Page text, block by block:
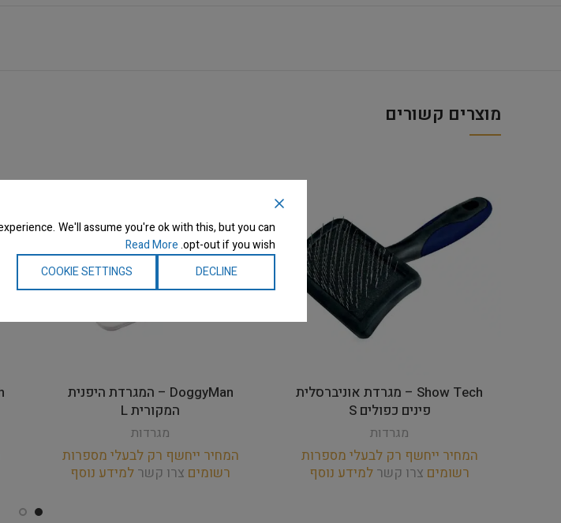
מוצרים קשורים
Show Tech – מגרדת אוניברסלית
פינים כפולים S
מגרדות
המחיר ייחשף רק לבעלי מספרות
רשומים צרו קשר למידע נוסף
DoggyMan – המגרדת היפנית
המקורית L
מגרדות
המחיר ייחשף רק לבעלי מספרות
רשומים צרו קשר למידע נוסף
We'll assume you're ok with this, but you can
opt-out if you wish.
Read More
DECLINE
COOKIE SETTINGS